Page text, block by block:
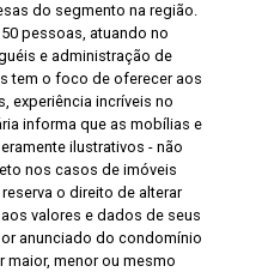
do segmento na região.
pessoas, atuando no
e administração de
tem o foco de oferecer aos
experiência incríveis no
informa que as mobílias e
ilustrativos - não
nos casos de imóveis
o direito de alterar
valores e dados de seus
anunciado do condomínio
menor ou mesmo